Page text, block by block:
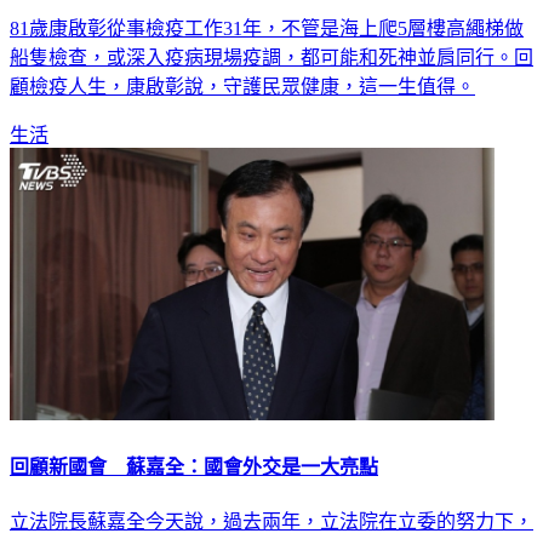
81歲康啟彰從事檢疫工作31年，不管是海上爬5層樓高繩梯做
船隻檢查，或深入疫病現場疫調，都可能和死神並肩同行。回
顧檢疫人生，康啟彰說，守護民眾健康，這一生值得。
生活
回顧新國會 蘇嘉全：國會外交是一大亮點
立法院長蘇嘉全今天說，過去兩年，立法院在立委的努力下，